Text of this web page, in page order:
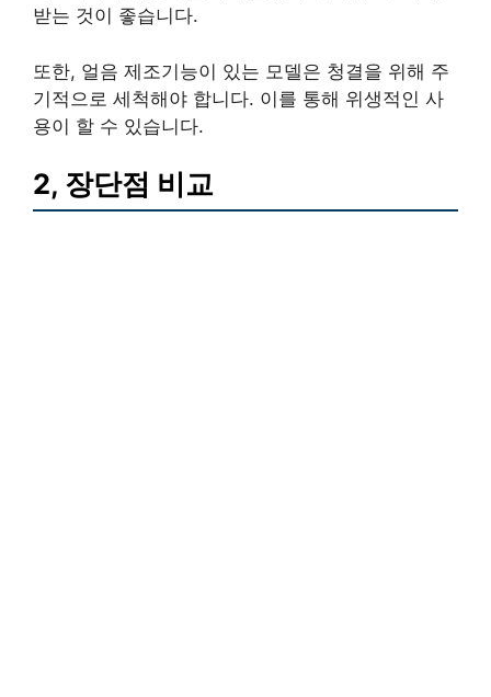
받는 것이 좋습니다.
또한, 얼음 제조기능이 있는 모델은 청결을 위해 주
기적으로 세척해야 합니다. 이를 통해 위생적인 사
용이 할 수 있습니다.
2, 장단점 비교